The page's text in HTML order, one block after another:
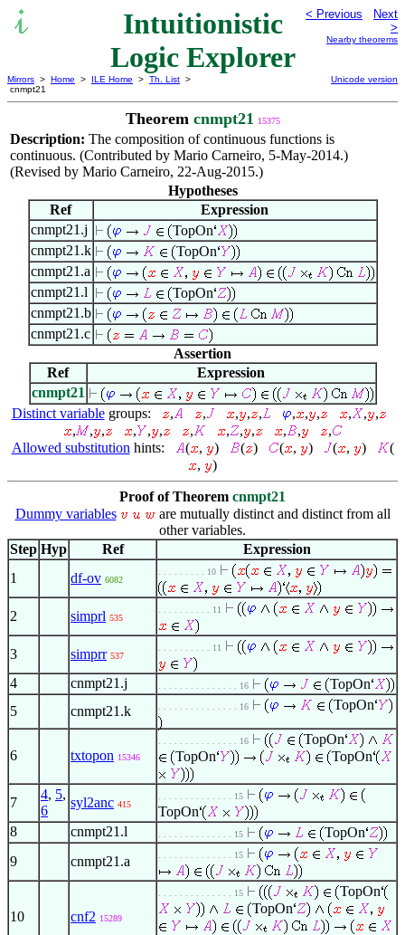
Intuitionistic
Logic Explorer
< Previous
Next
>
Nearby theorems
Mirrors > Home > ILE Home > Th. List >
cnmpt21
Unicode version
Theorem cnmpt21 15375
Description: The composition of continuous functions is
continuous. (Contributed by Mario Carneiro, 5-May-2014.)
(Revised by Mario Carneiro, 22-Aug-2015.)
Hypotheses
Ref
Expression
cnmpt21.j
TopOn
cnmpt21.k
TopOn
cnmpt21.a
cnmpt21.l
TopOn
cnmpt21.b
cnmpt21.c
Assertion
Ref
Expression
cnmpt21
Distinct variablegroups: , , , , , , , , , ,
,
,
, , , , , , , , , , ,
,
Allowed substitution hints: ( , ) ( ) ( , ) ( , )
(
,
)
Proof of Theorem cnmpt21
Dummy variables
are mutually distinct and distinct from all
other variables.
Step Hyp Ref
Expression
1
df-ov 6082
. . . . . . . . . 10
2 simprl 535
. . . . . . . . . . 11
3 simprr 537
. . . . . . . . . . 11
4 cnmpt21.j . . . . . . . . . . . . . . . 16
TopOn
5
cnmpt21.k . . . . . . . . . . . . . . . 16 TopOn
6 txtopon 15346
. . . . . . . . . . . . . . . 16
TopOn
TopOn
TopOn
7
4, 5,
6
syl2anc 415
. . . . . . . . . . . . . . 15
TopOn
8
cnmpt21.l . . . . . . . . . . . . . . 15
TopOn
9
cnmpt21.a . . . . . . . . . . . . . . 15
10 cnf2 15289
. . . . . . . . . . . . . . 15
TopOn
TopOn